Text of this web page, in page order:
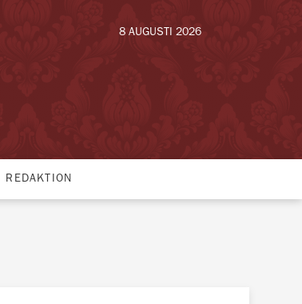
8 AUGUSTI 2026
REDAKTION